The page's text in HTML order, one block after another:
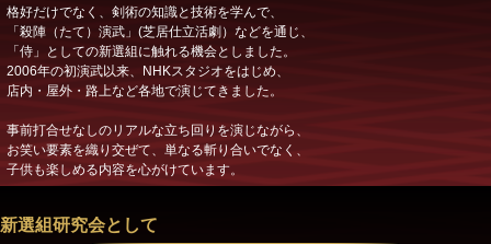
格好だけでなく、剣術の知識と技術を学んで、
「殺陣（たて）演武」(芝居仕立活劇）などを通じ、
「侍」としての新選組に触れる機会としました。
2006年の初演武以来、NHKスタジオをはじめ、
店内・屋外・路上など各地で演じてきました。
事前打合せなしのリアルな立ち回りを演じながら、
お笑い要素を織り交ぜて、単なる斬り合いでなく、
子供も楽しめる内容を心がけています。
新選組研究会として